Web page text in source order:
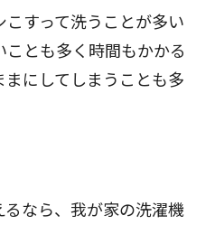
すって洗うことが多い
とも多く時間もかかる
にしてしまうことも多
なら、我が家の洗濯機